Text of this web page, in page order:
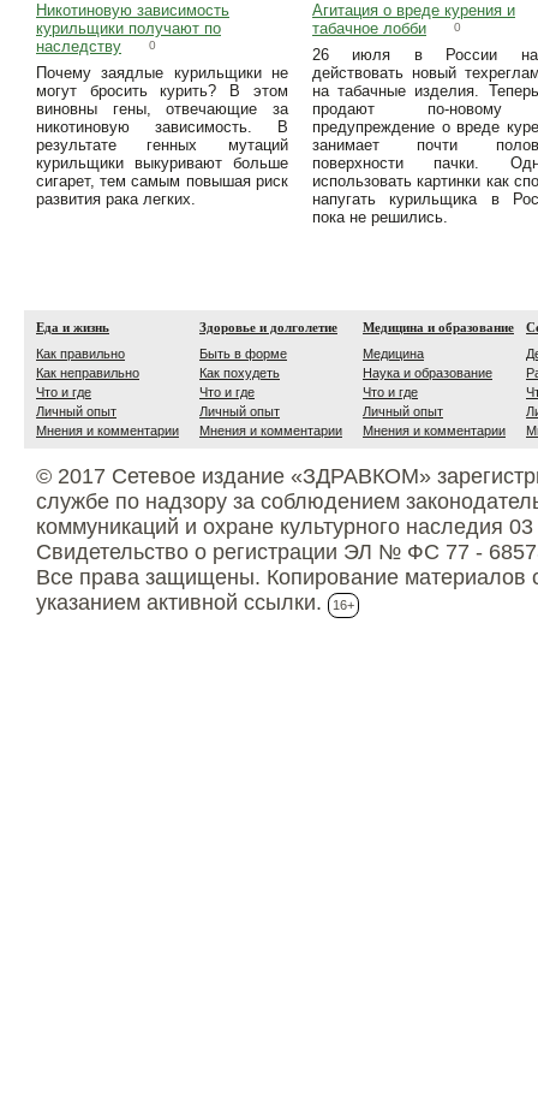
Никотиновую зависимость
курильщики получают по
наследству
0
Почему заядлые курильщики не
могут бросить курить? В этом
виновны гены, отвечающие за
никотиновую зависимость. В
результате генных мутаций
курильщики выкуривают больше
сигарет, тем самым повышая риск
развития рака легких.
Агитация о вреде курения и
табачное лобби
0
26 июля в России
действовать новый
на табачные изделия.
продают по-
предупреждение о вреде
занимает почти
поверхности пачки.
использовать картинки как
напугать курильщика в
пока не решились.
Еда и жизнь
Как правильно
Как неправильно
Что и где
Личный опыт
Мнения и комментарии
Здоровье и долголетие
Быть в форме
Как похудеть
Что и где
Личный опыт
Мнения и комментарии
Медицина и образование
Медицина
Наука и образование
Что и где
Личный опыт
Мнения и комментарии
© 2017 Сетевое издание «ЗДРАВКОМ»
службе по надзору за соблюдением
коммуникаций и охране культурного наследия
Свидетельство о регистрации ЭЛ № ФС 77 -
Все права защищены. Копирование материалов
указанием активной ссылки.
16+